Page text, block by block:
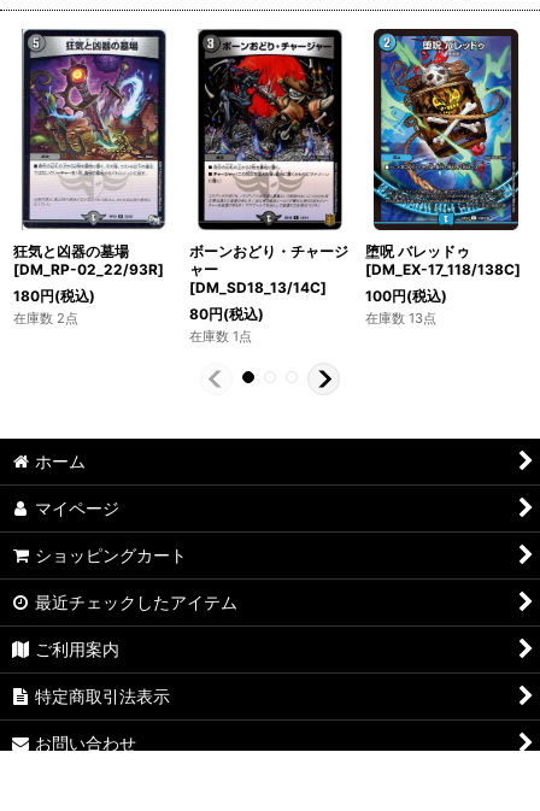
狂気と凶器の墓場
[DM_RP-02_22/93R]
180円(税込)
在庫数 2点
ボーンおどり・チャージ
ャー
[DM_SD18_13/14C]
80円(税込)
在庫数 1点
堕呪 バレッドゥ
[DM_EX-17_118/138C]
100円(税込)
在庫数 13点
ホーム
マイページ
ショッピングカート
最近チェックしたアイテム
ご利用案内
特定商取引法表示
お問い合わせ